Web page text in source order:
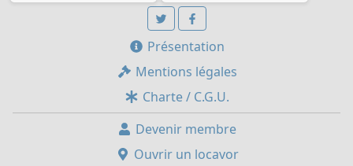
Présentation
Mentions légales
Charte / C.G.U.
Devenir membre
Ouvrir un locavor